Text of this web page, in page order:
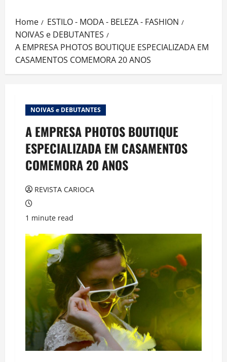
Home
ESTILO - MODA - BELEZA - FASHION
NOIVAS e DEBUTANTES
A EMPRESA PHOTOS BOUTIQUE ESPECIALIZADA EM
CASAMENTOS COMEMORA 20 ANOS
NOIVAS e DEBUTANTES
A EMPRESA PHOTOS BOUTIQUE
ESPECIALIZADA EM CASAMENTOS
COMEMORA 20 ANOS
REVISTA CARIOCA
1 minute read